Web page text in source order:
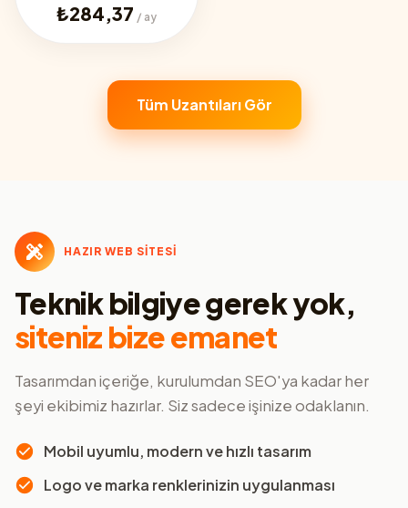
₺284,37 / ay
Tüm Uzantıları Gör
HAZIR WEB SİTESİ
Teknik bilgiye gerek yok,
siteniz bize emanet
Tasarımdan içeriğe, kurulumdan SEO'ya kadar her
şeyi ekibimiz hazırlar. Siz sadece işinize odaklanın.
Mobil uyumlu, modern ve hızlı tasarım
Logo ve marka renklerinizin uygulanması